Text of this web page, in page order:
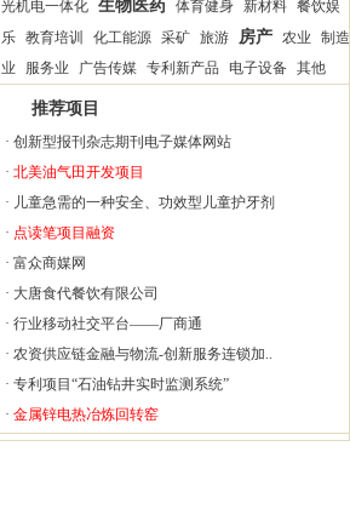
光机电一体化 生物医药 体育健身 新材料 餐饮娱
乐 教育培训 化工能源 采矿 旅游 房产 农业
制造
业
服务业 广告传媒 专利新产品 电子设备 其他
推荐项目
· 创新型报刊杂志期刊电子媒体网站
· 北美油气田开发项目
· 儿童急需的一种安全、功效型儿童护牙剂
· 点读笔项目融资
· 富众商媒网
· 大唐食代餐饮有限公司
· 行业移动社交平台——厂商通
· 农资供应链金融与物流-创新服务连锁加..
· 专利项目“石油钻井实时监测系统”
· 金属锌电热冶炼回转窑